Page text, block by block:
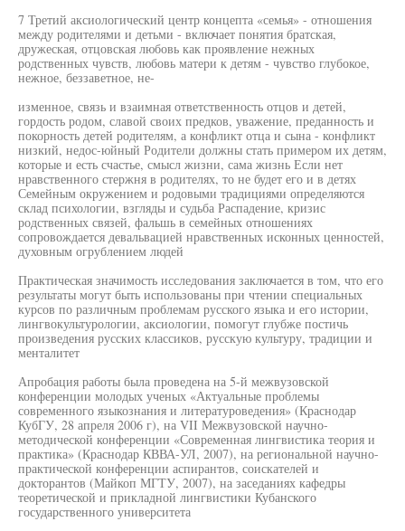
7 Третий аксиологический центр концепта «семья» - отношения
между родителями и детьми - включает понятия братская,
дружеская, отцовская любовь как проявление нежных
родственных чувств, любовь матери к детям - чувство глубокое,
нежное, беззаветное, не-
изменное, связь и взаимная ответственность отцов и детей,
гордость родом, славой своих предков, уважение, преданность и
покорность детей родителям, а конфликт отца и сына - конфликт
низкий, недос-юйный Родители должны стать примером их детям,
которые и есть счастье, смысл жизни, сама жизнь Если нет
нравственного стержня в родителях, то не будет его и в детях
Семейным окружением и родовыми традициями определяются
склад психологии, взгляды и судьба Распадение, кризис
родственных связей, фальшь в семейных отношениях
сопровождается девальвацией нравственных исконных ценностей,
духовным огрублением людей
Практическая значимость исследования заключается в том, что его
результаты могут быть использованы при чтении специальных
курсов по различным проблемам русского языка и его истории,
лингвокультурологии, аксиологии, помогут глубже постичь
произведения русских классиков, русскую культуру, традиции и
менталитет
Апробация работы была проведена на 5-й межвузовской
конференции молодых ученых «Актуальные проблемы
современного языкознания и литературоведения» (Краснодар
КубГУ, 28 апреля 2006 г), на VII Межвузовской научно-
методической конференции «Современная лингвистика теория и
практика» (Краснодар КВВА-УЛ, 2007), на региональной научно-
практической конференции аспирантов, соискателей и
докторантов (Майкоп МГТУ, 2007), на заседаниях кафедры
теоретической и прикладной лингвистики Кубанского
государственного университета